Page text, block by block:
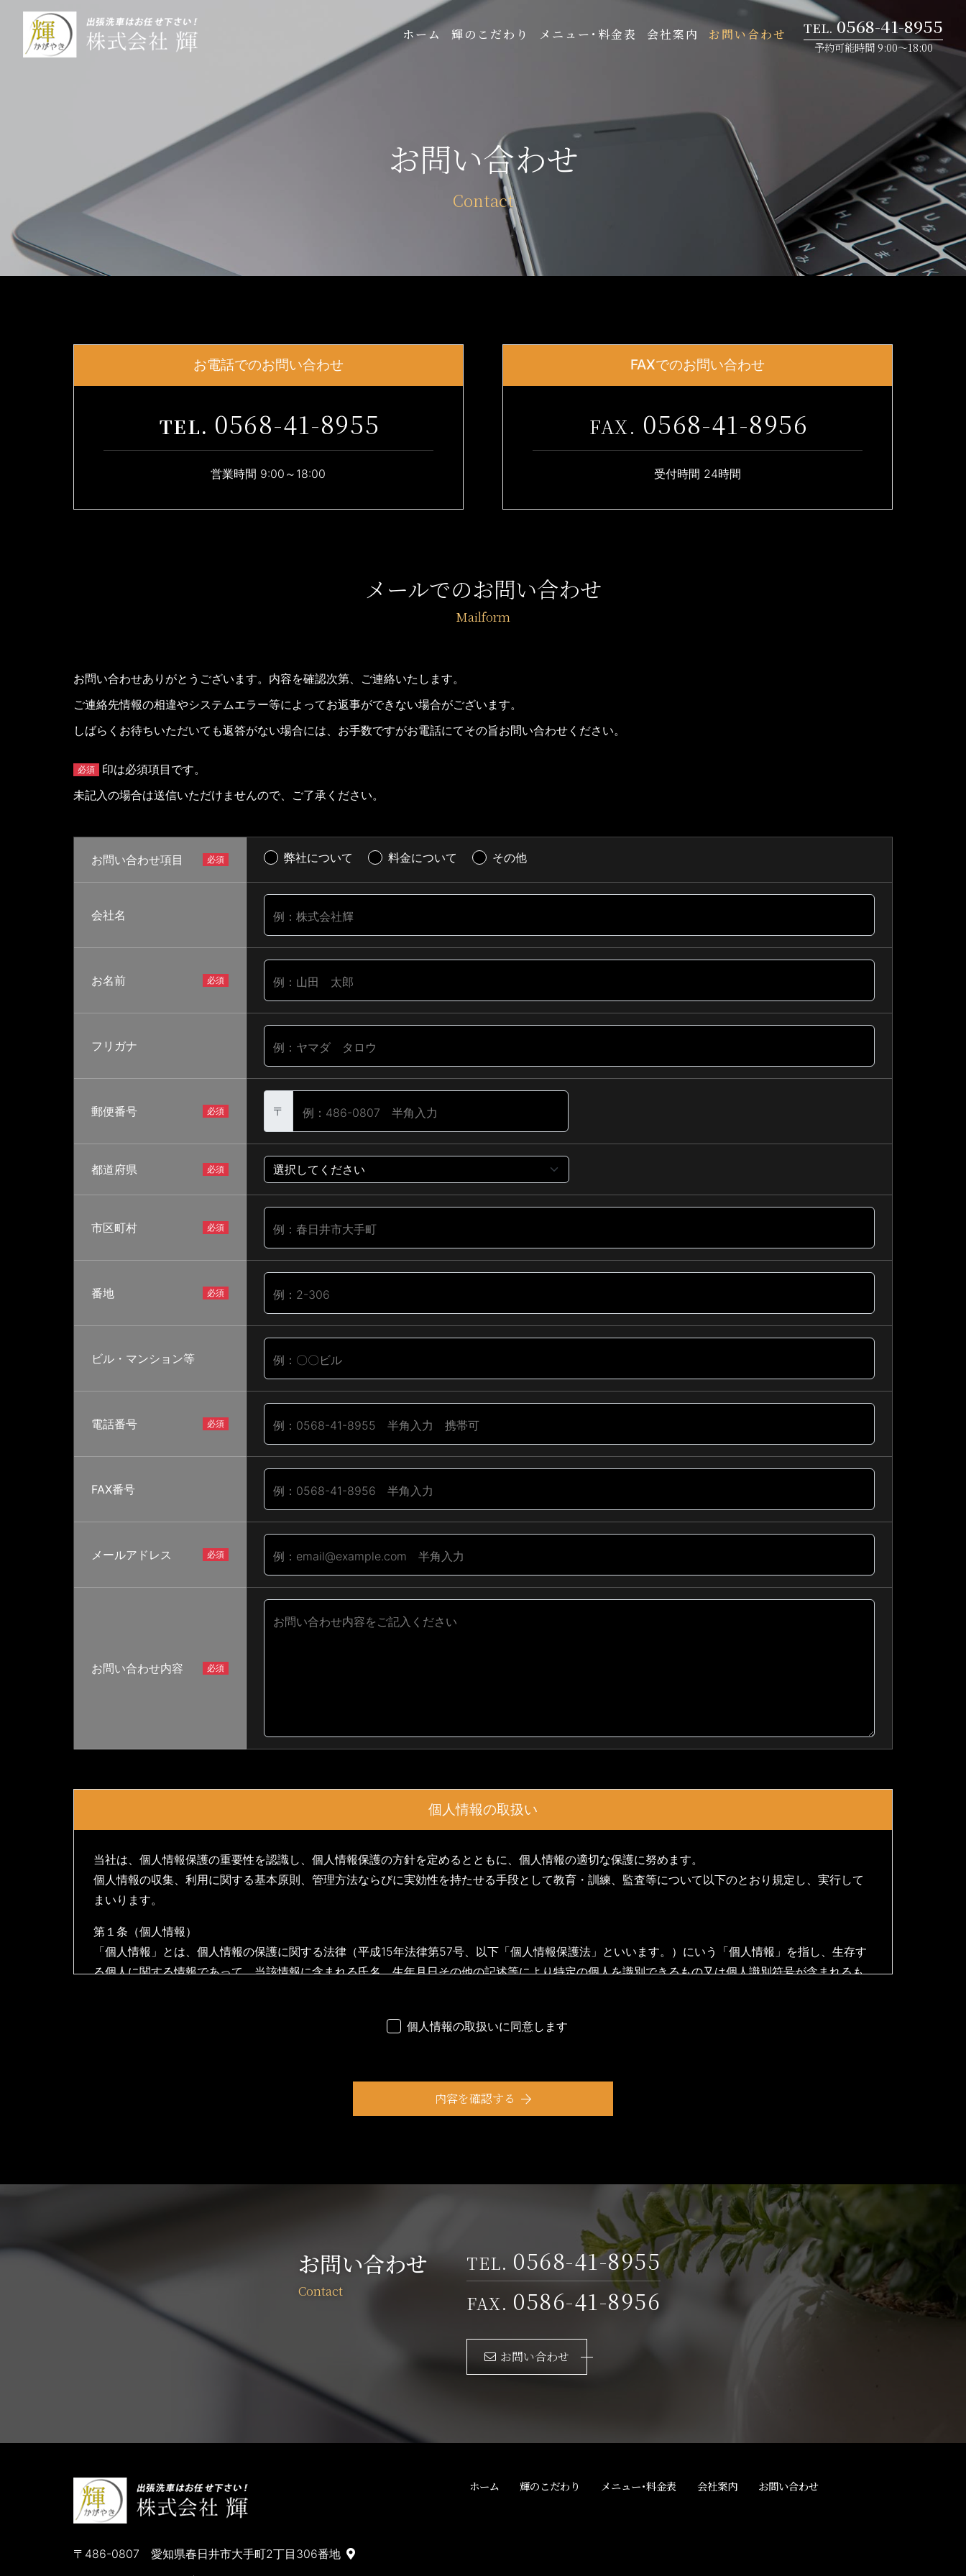
ホーム 輝のこだわり メニュー･料金表 会社案内 お問い合わせ 0568-41-8955
予約可能時間 9:00～18:00
お問い合わせ
お電話でのお問い合わせ
0568-41-8955
営業時間 9:00～18:00
FAXでのお問い合わせ
0568-41-8956
受付時間 24時間
メールでのお問い合わせ
お問い合わせありがとうございます。内容を確認次第、ご連絡いたします。
ご連絡先情報の相違やシステムエラー等によってお返事ができない場合がございます。
しばらくお待ちいただいても返答がない場合には、お手数ですがお電話にてその旨お問い合わせください。
必須
印は必須項目です。
未記入の場合は送信いただけませんので、ご了承ください。
お問い合わせ項目 弊社について 料金について その他
会社名 例：株式会社輝
お名前 例：山田 太郎
フリガナ 例：ヤマダ タロウ
郵便番号 〒 例：486-0807 半角入力
都道府県
市区町村 例：春日井市大手町
番地 例：2-306
ビル・マンション等 例：〇〇ビル
電話番号 例：0568-41-8955 半角入力 携帯可
FAX番号 例：0568-41-8956 半角入力
メールアドレス 例：email@example.com 半角入力
お問い合わせ内容
お問い合わせ内容をご記入ください
個人情報の取扱い
当社は、個人情報保護の重要性を認識し、個人情報保護の方針を定めるとともに、個人情報の適切な保護に努めます。
個人情報の収集、利用に関する基本原則、管理方法ならびに実効性を持たせる手段として教育・訓練、監査等について以下のとおり規定し、実行して
まいります。
第１条（個人情報）
「個人情報」とは、個人情報の保護に関する法律（平成15年法律第57号、以下「個人情報保護法」といいます。）にいう「個人情報」を指し、生存す
る個人に関する情報であって、当該情報に含まれる氏名、生年月日その他の記述等により特定の個人を識別できるもの又は個人識別符号が含まれるも
利用規約に違反したユーザーの特定、その他不正不当な目的でサービスを利用したユーザーの特定をし、ご利用をお断りするため
個人情報の利用目的は、変更前後の関連性について合理性が認められる場合に限って変更するものとします。
個人情報の利用目的について変更を行った際は、変更後の目的について当社所定の方法によってユーザーに通知し、加えてWebサイト上にも公
第３条（個人情報の管理と保護）
個人情報の管理は、厳重に行うこととし、次に掲げる場合を除き、ご本人の同意がない限り、第三者に対しデータを開示・提供することはいたしませ
また、安全性を考慮し、個人情報への不正アクセス、個人情報の紛失、破壊、改ざん及び漏えい等のリスクに対する予防ならびに是正に関する対策を
人の生命、身体又は財産の保護のために必要がある場合であって、本人の同意を得ることが困難である場合
公衆衛生の向上又は児童の健全な育成の推進のために特に必要がある場合であって、本人の同意を得ることが困難である場合
国の機関若しくは地方公共団体又はその委託を受けた者が法令の定める事務を遂行することに対して協力する必要がある場合であって、本人の
同意を得ることにより当該事務の遂行に支障を及ぼすおそれがある場合
合併その他の事由による事業の承継に伴って個人情報が提供される場合
その他法令で認められる場合
第４条（共同利用）
個人情報の取扱いに同意します
内容を確認する
お問い合わせ
0568-41-8955
0586-41-8956
お問い合わせ
486-0807
愛知県春日井市大手町2丁目306番地
ホーム 輝のこだわり メニュー･料金表 会社案内 お問い合わせ